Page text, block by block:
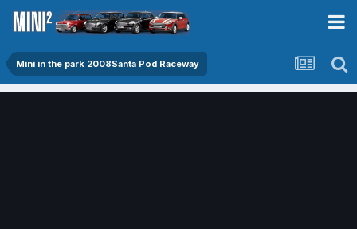
Mini in the park 2008Santa Pod Raceway